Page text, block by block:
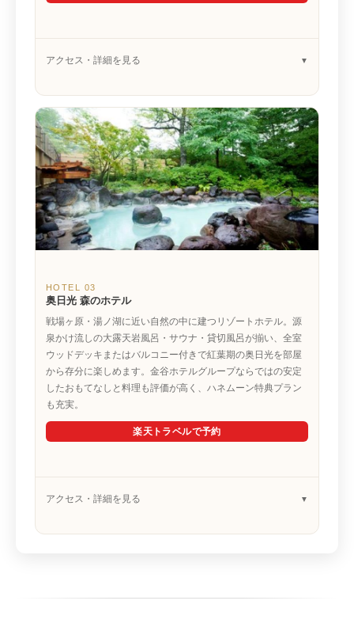
アクセス・詳細を見る
HOTEL 03
奥日光 森のホテル
戦場ヶ原・湯ノ湖に近い自然の中に建つリゾートホテル。源
泉かけ流しの大露天岩風呂・サウナ・貸切風呂が揃い、全室
ウッドデッキまたはバルコニー付きで紅葉期の奥日光を部屋
から存分に楽しめます。金谷ホテルグループならではの安定
したおもてなしと料理も評価が高く、ハネムーン特典プラン
も充実。
楽天トラベルで予約
アクセス・詳細を見る